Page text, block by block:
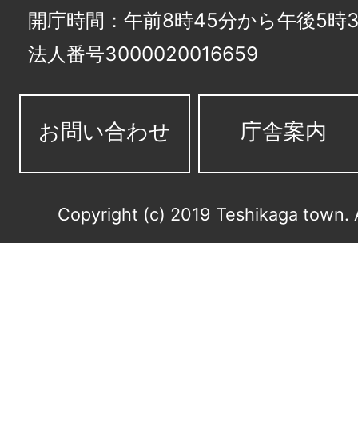
開庁時間：午前8時45分から午後5時
法人番号3000020016659
お問い合わせ 庁舎案内
Copyright (c) 2019 Teshikaga town.